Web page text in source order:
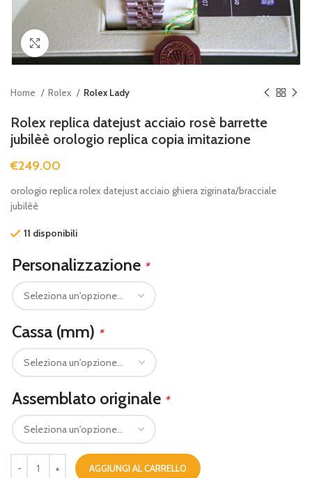
Clicca per ingrandire
Home Rolex Rolex Lady
Rolex replica datejust acciaio rosè barrette
jubilèè orologio replica copia imitazione
€249.00
orologio replica rolex datejust acciaio ghiera zigrinata/bracciale
jubilèè
11 disponibili
Personalizzazione *
Cassa (mm) *
Assemblato originale *
AGGIUNGI AL CARRELLO